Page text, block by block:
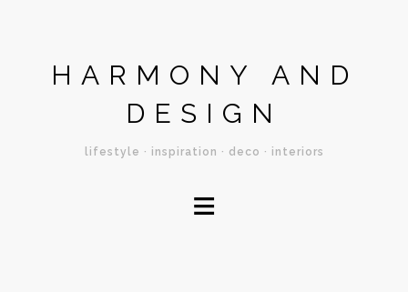
HARMONY AND
DESIGN
lifestyle · inspiration · deco · interiors
≡